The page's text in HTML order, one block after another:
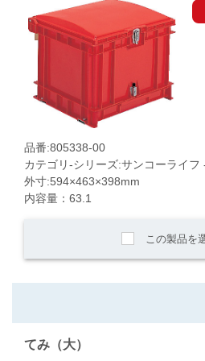
品番:805338-00
カテゴリ-シリーズ:サンコーライフ
外寸:594×463×398mm
内容量：63.1
この製品を
てみ（大）